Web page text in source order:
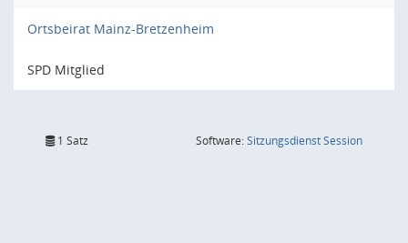
Ortsbeirat Mainz-Bretzenheim
SPD Mitglied
1 Satz Software:SitzungsdienstSession(Wird in